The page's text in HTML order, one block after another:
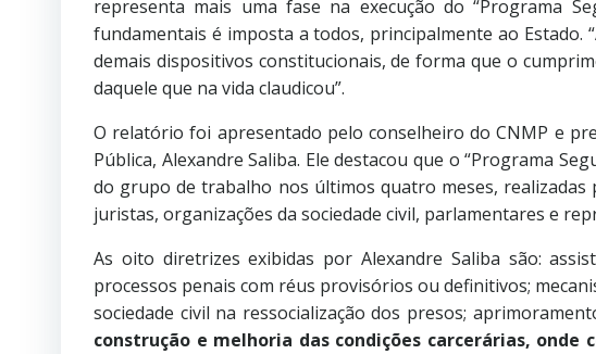
representa mais uma fase na execução do “Programa
fundamentais é imposta a todos, principalmente ao
demais dispositivos constitucionais, de forma que o
daquele que na vida claudicou”.
O relatório foi apresentado pelo conselheiro do CNMP e
Pública, Alexandre Saliba. Ele destacou que o “Programa
do grupo de trabalho nos últimos quatro meses,
juristas, organizações da sociedade civil, parlamentares e
As oito diretrizes exibidas por Alexandre Saliba são:
processos penais com réus provisórios ou definitivos;
sociedade civil na ressocialização dos presos;
construção e melhoria das condições carcerárias,